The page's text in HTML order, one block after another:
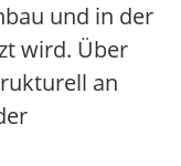
und in der
wird. Über
an